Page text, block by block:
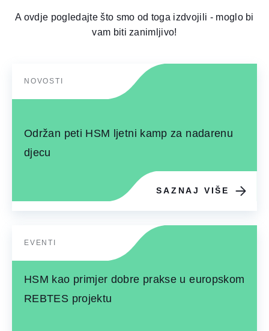
A ovdje pogledajte što smo od toga izdvojili - moglo bi
vam biti zanimljivo!
NOVOSTI
Održan peti HSM ljetni kamp za nadarenu
djecu
SAZNAJ VIŠE
EVENTI
HSM kao primjer dobre prakse u europskom
REBTES projektu